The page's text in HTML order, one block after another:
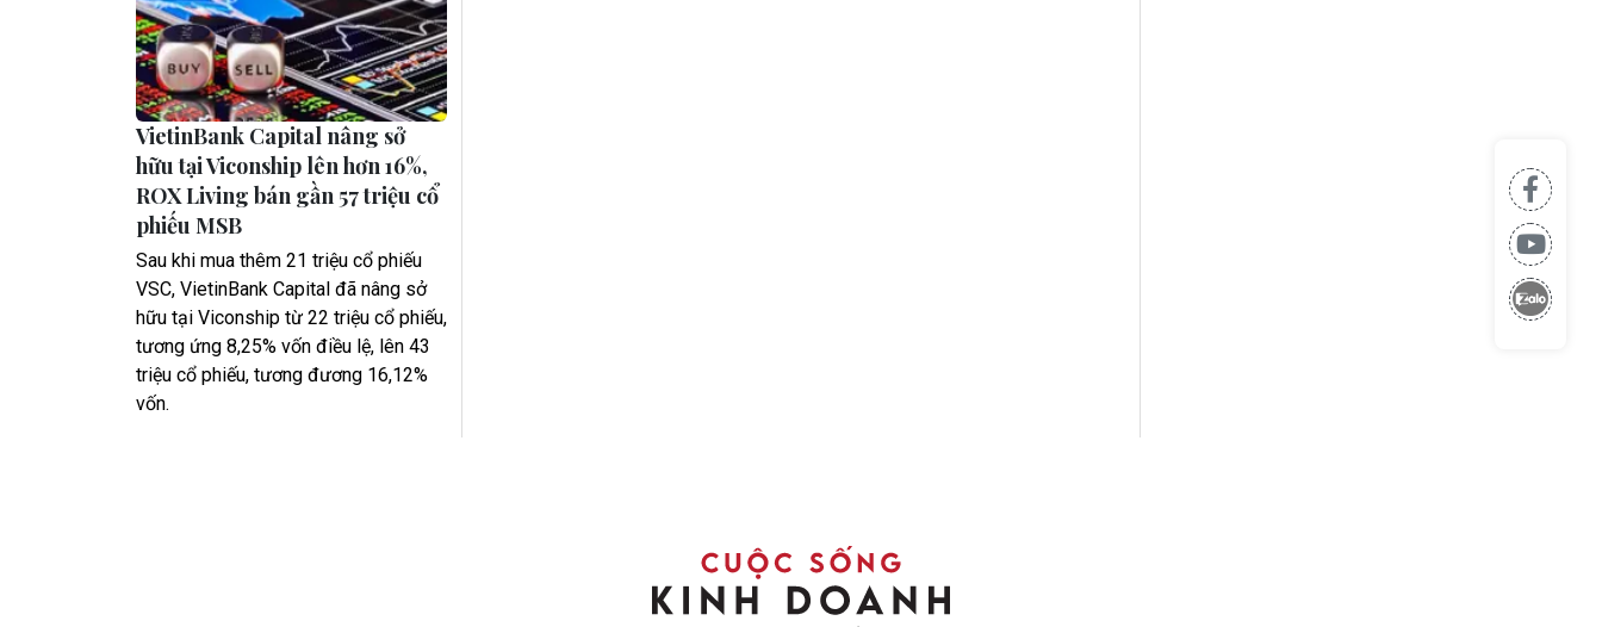
VietinBank Capital nâng sở
hữu tại Viconship lên hơn 16%,
ROX Living bán gần 57 triệu cổ
phiếu MSB
Sau khi mua thêm 21 triệu cổ phiếu
VSC, VietinBank Capital đã nâng sở
hữu tại Viconship từ 22 triệu cổ phiếu,
tương ứng 8,25% vốn điều lệ, lên 43
triệu cổ phiếu, tương đương 16,12%
vốn.